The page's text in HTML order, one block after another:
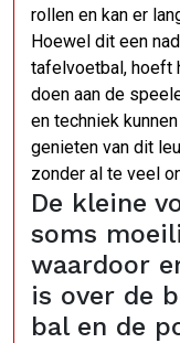
rollen en kan er
Hoewel dit een
tafelvoetbal, hoeft
doen aan de
en techniek
genieten van dit
zonder al te veel
De kleine
soms
waardoor
is over de
bal en de